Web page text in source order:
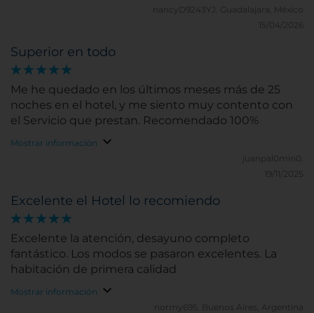
nancyD9243YJ.
Guadalajara, México
15/04/2026
Superior en todo
Me he quedado en los últimos meses más de 25
noches en el hotel, y me siento muy contento con
el Servicio que prestan. Recomendado 100%
Mostrar información
juanpal0min0.
19/11/2025
Excelente el Hotel lo recomiendo
Excelente la atención, desayuno completo
fantástico. Los modos se pasaron excelentes. La
habitación de primera calidad
Mostrar información
normy695.
Buenos Aires, Argentina